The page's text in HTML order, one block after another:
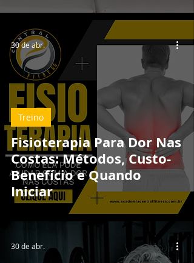
Fisioterapia Para Dor Nas
Costas: Métodos, Custo-
Benefício e Quando
Iniciar
Treino
30 de abr.
30 de abr.